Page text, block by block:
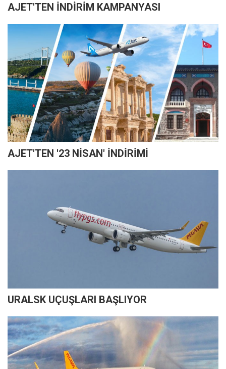
AJET'TEN İNDİRİM KAMPANYASI
AJET'TEN '23 NİSAN' İNDİRİMİ
URALSK UÇUŞLARI BAŞLIYOR